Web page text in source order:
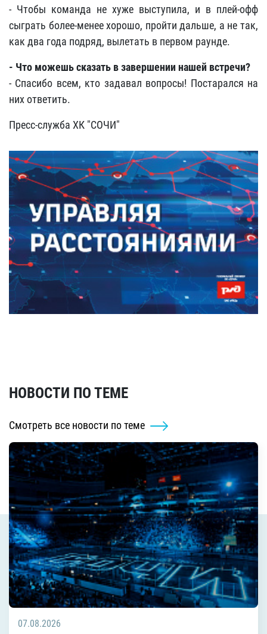
- Чтобы команда не хуже выступила, и в плей-офф
сыграть более-менее хорошо, пройти дальше, а не так,
как два года подряд, вылетать в первом раунде.
- Что можешь сказать в завершении нашей встречи?
- Спасибо всем, кто задавал вопросы! Постарался на
них ответить.
Пресс-служба ХК "СОЧИ"
НОВОСТИ ПО ТЕМЕ
Смотреть все новости по теме
07.08.2026